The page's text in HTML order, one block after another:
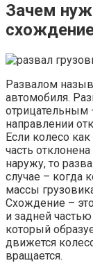
Зачем
Развалом
автомобиля.
отрицательным
направлении
Если колесо
часть
наружу, то
случае – когда
массы
Схождение –
и задней
который
движется
вращается.